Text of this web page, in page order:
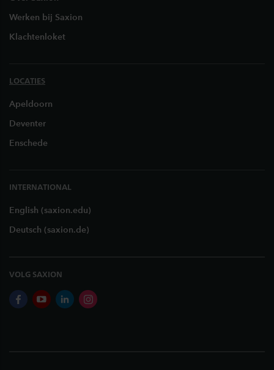
Werken bij Saxion
Klachtenloket
LOCATIES
Apeldoorn
Deventer
Enschede
INTERNATIONAL
English (saxion.edu)
Deutsch (saxion.de)
VOLG SAXION
facebookyoutubelinkedininstagram